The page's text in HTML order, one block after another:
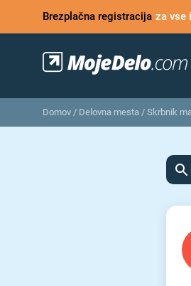
Brezplačna registracija za vse
Domov / Delovna mesta / Skrbnik